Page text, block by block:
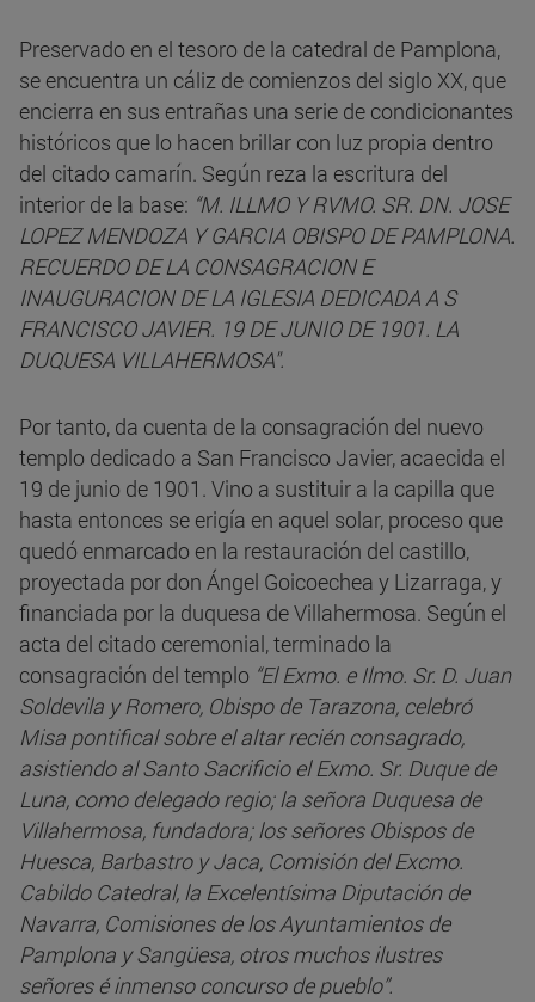
Preservado en el tesoro de la catedral de Pamplona,
se encuentra un cáliz de comienzos del siglo XX, que
encierra en sus entrañas una serie de condicionantes
históricos que lo hacen brillar con luz propia dentro
del citado camarín. Según reza la escritura del
interior de la base: “M. ILLMO Y RVMO. SR. DN. JOSE
LOPEZ MENDOZA Y GARCIA OBISPO DE PAMPLONA.
RECUERDO DE LA CONSAGRACION E
INAUGURACION DE LA IGLESIA DEDICADA A S
FRANCISCO JAVIER. 19 DE JUNIO DE 1901. LA
DUQUESA VILLAHERMOSA".
Por tanto, da cuenta de la consagración del nuevo
templo dedicado a San Francisco Javier, acaecida el
19 de junio de 1901. Vino a sustituir a la capilla que
hasta entonces se erigía en aquel solar, proceso que
quedó enmarcado en la restauración del castillo,
proyectada por don Ángel Goicoechea y Lizarraga, y
financiada por la duquesa de Villahermosa. Según el
acta del citado ceremonial, terminado la
consagración del templo “El Exmo. e Ilmo. Sr. D. Juan
Soldevila y Romero, Obispo de Tarazona, celebró
Misa pontifical sobre el altar recién consagrado,
asistiendo al Santo Sacrificio el Exmo. Sr. Duque de
Luna, como delegado regio; la señora Duquesa de
Villahermosa, fundadora; los señores Obispos de
Huesca, Barbastro y Jaca, Comisión del Excmo.
Cabildo Catedral, la Excelentísima Diputación de
Navarra, Comisiones de los Ayuntamientos de
Pamplona y Sangüesa, otros muchos ilustres
señores é inmenso concurso de pueblo”.